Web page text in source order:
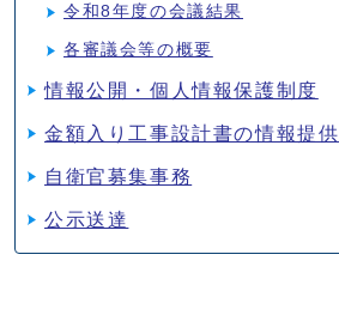
令和8年度の会議結果
各審議会等の概要
情報公開・個人情報保護制度
金額入り工事設計書の情報提供
自衛官募集事務
公示送達